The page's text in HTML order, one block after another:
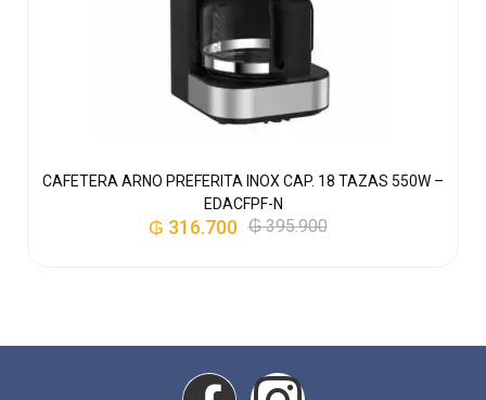
CAFETERA ARNO PREFERITA INOX CAP. 18 TAZAS 550W –
EDACFPF-N
₲395.900
₲ 316.700